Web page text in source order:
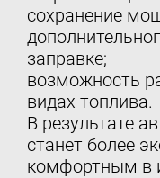
сохранение
заправке;
возможность
видах топлива.
В результате
станет более
комфортным в